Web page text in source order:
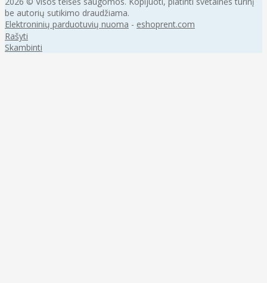
be autorių sutikimo draudžiama.
Elektroninių parduotuvių nuoma - eshoprent.com
Rašyti
Skambinti